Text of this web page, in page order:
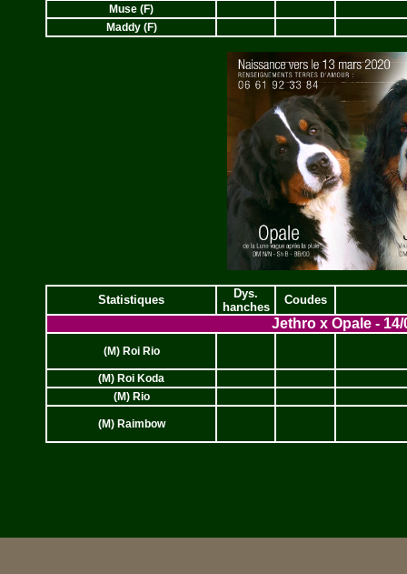
Muse (F)
Maddy (F)
Statistiques
Dys.
hanches
Coudes
Jethro x Opale - 14/
(M) Roi Rio
(M) Roi Koda
(M) Rio
(M) Raimbow